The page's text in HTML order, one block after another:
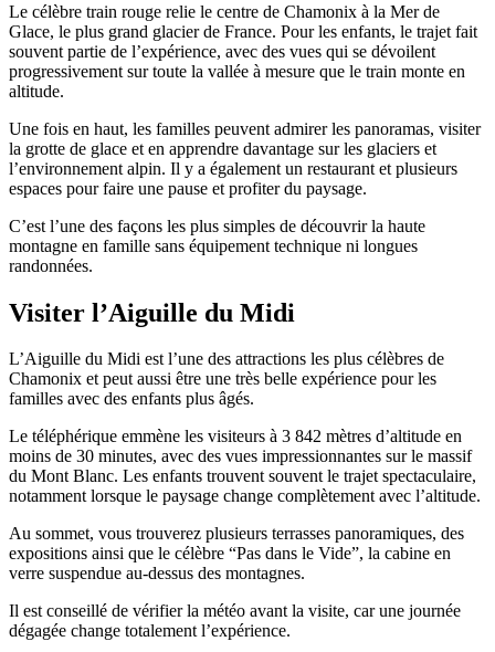
Le célèbre train rouge relie le centre de Chamonix à la Mer de
Glace, le plus grand glacier de France. Pour les enfants, le trajet fait
souvent partie de l’expérience, avec des vues qui se dévoilent
progressivement sur toute la vallée à mesure que le train monte en
altitude.
Une fois en haut, les familles peuvent admirer les panoramas, visiter
la grotte de glace et en apprendre davantage sur les glaciers et
l’environnement alpin. Il y a également un restaurant et plusieurs
espaces pour faire une pause et profiter du paysage.
C’est l’une des façons les plus simples de découvrir la haute
montagne en famille sans équipement technique ni longues
randonnées.
Visiter l’Aiguille du Midi
L’Aiguille du Midi est l’une des attractions les plus célèbres de
Chamonix et peut aussi être une très belle expérience pour les
familles avec des enfants plus âgés.
Le téléphérique emmène les visiteurs à 3 842 mètres d’altitude en
moins de 30 minutes, avec des vues impressionnantes sur le massif
du Mont Blanc. Les enfants trouvent souvent le trajet spectaculaire,
notamment lorsque le paysage change complètement avec l’altitude.
Au sommet, vous trouverez plusieurs terrasses panoramiques, des
expositions ainsi que le célèbre “Pas dans le Vide”, la cabine en
verre suspendue au-dessus des montagnes.
Il est conseillé de vérifier la météo avant la visite, car une journée
dégagée change totalement l’expérience.